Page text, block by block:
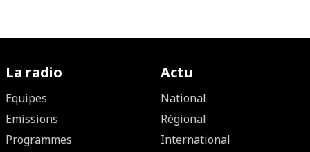
La radio
Equipes
Emissions
Programmes
Actu
National
Régional
International